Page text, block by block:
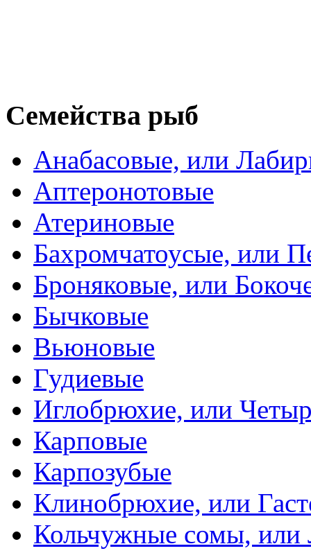
Семейства рыб
Анабасовые, или
Аптеронотовые
Атериновые
Бахромчатоусые, или
Броняковые, или
Бычковые
Вьюновые
Гудиевые
Иглобрюхие, или
Карповые
Карпозубые
Клинобрюхие, или
Кольчужные сомы, или